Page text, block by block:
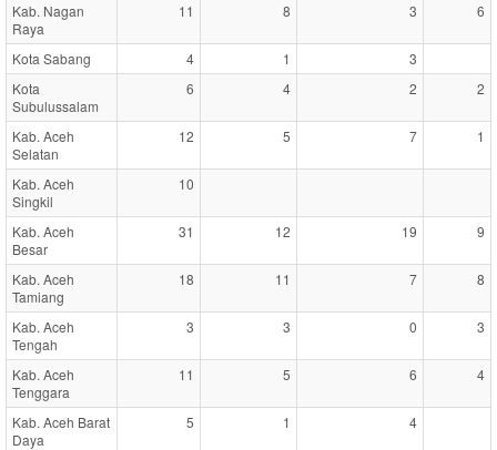
Kab. Nagan
Raya
11 8 3 6
Kota Sabang 4 1
3
Kota
Subulussalam
6 4 2 2
Kab. Aceh
Selatan
12 5 7 1
Kab. Aceh
Singkil
10
Kab. Aceh
Besar
31 12 19 9
Kab. Aceh
Tamiang
18 11 7 8
Kab. Aceh
Tengah
3 3 0 3
Kab. Aceh
Tenggara
11 5 6 4
Kab. Aceh Barat
Daya
5 1 4